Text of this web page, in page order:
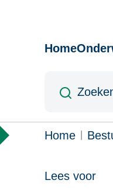
Home
Home
Lees voor